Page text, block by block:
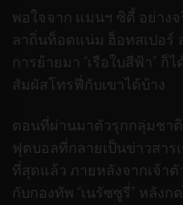
พอใจจาก แมนฯ ซิตี้ อย่าง
ลาถิ่นท็อตแน่ม ฮ็อทสเปอร์
การย้ายมา “เรือใบสีฟ้า” ก็
สัมผัสโทรฟี่กับเขาได้บ้าง
ตอนที่ผ่านมาตัวรุกกลุ่มชาติ
ฟุตบอลที่กลายเป็นข่าวสาร
ที่สุดแล้ว ภายหลังจากเจ้า
กับกองทัพ “เนรัซซูรี่” หลังก